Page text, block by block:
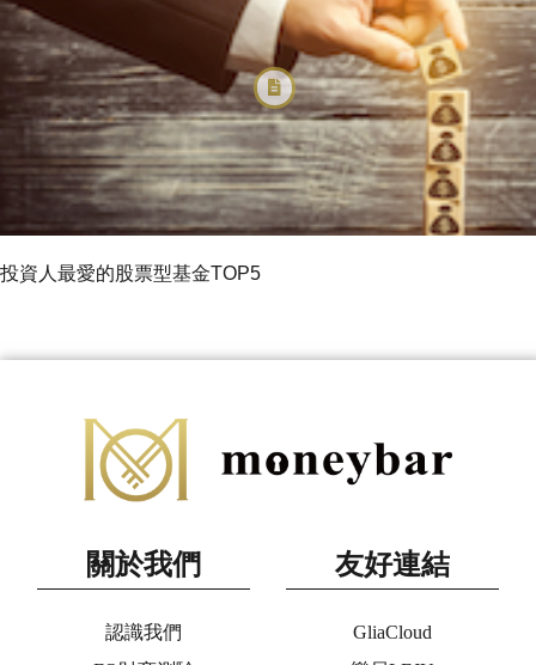
投資人最愛的股票型基金TOP5
關於我們
認識我們
友好連結
GliaCloud